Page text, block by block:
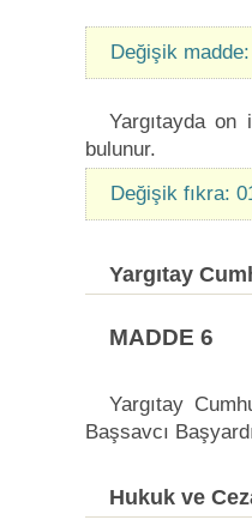
Değişik
Yargıtayda
bulunur.
Değişik fıkra:
Yargıtay
MADDE 6
Yargıtay
Başsavcı
Hukuk ve